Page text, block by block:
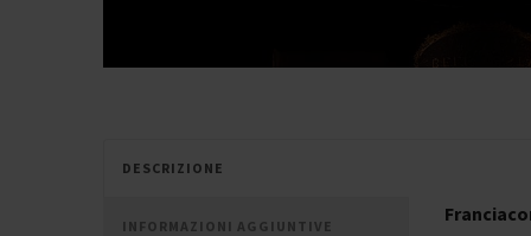
DESCRIZIONE
INFORMAZIONI AGGIUNTIVE